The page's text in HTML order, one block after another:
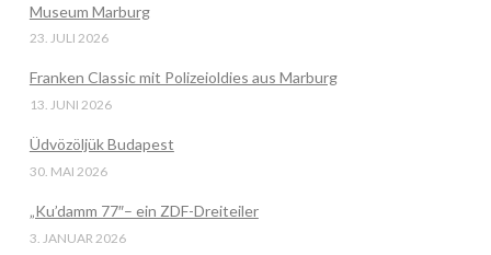
Museum Marburg
23. JULI 2026
Franken Classic mit Polizeioldies aus Marburg
13. JUNI 2026
Üdvözöljük Budapest
30. MAI 2026
„Ku’damm 77″– ein ZDF-Dreiteiler
3. JANUAR 2026